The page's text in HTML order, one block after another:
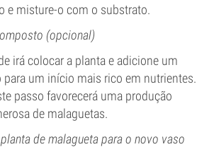
e misture-o com o substrato.
(opcional)
irá colocar a planta e adicione um
um início mais rico em nutrientes.
passo favorecerá uma produção
de malaguetas.
de malagueta para o novo vaso